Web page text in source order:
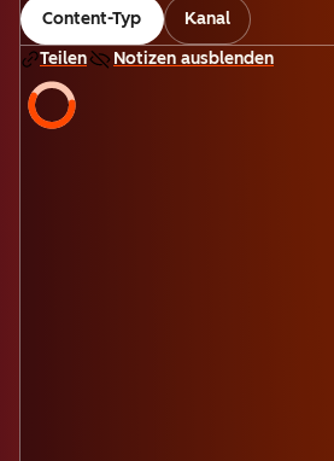
Content-Typ Kanal
Teilen Notizen ausblenden